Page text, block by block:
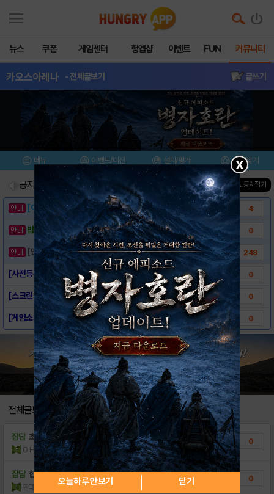
뉴스 쿠폰 게임센터 헝앱샵 이벤트 FUN 커뮤니티
카오스아레나 - 전체글보기 글쓰기
메뉴 이벤트/미션 설치/평가 즐겨찾기
공지사항 진행중인 이벤트0건 ▲ 공지접기
[이벤트] 웃음으로 매일매일 해피! 유머 게시.. 4
밥알이의 헝앱통신 ⑲ “밥알이, 드디어 멀티를.. 0
[안내] 헝그리앱 필수 상식! 밥알 획득 안내.. 248
[사전등록링크] - 카오스 아레나 0
[스크린샷] - 카오스 아레나 0
[게임소개] - 카오스 아레나 0
전체글보기
잡담 초반 계 삽니다
O HGG1U 조회수:20 | 21.04.08
0
잡담 한국인 길드 만드러봄
판다GG7T 조회수:28 | 20.12.29
0
X
오늘하루 안보기 닫기